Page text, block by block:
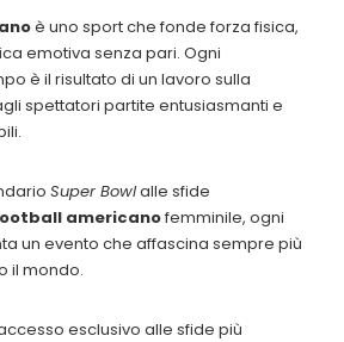
è uno sport che fonde forza fisica,
emotiva senza pari. Ogni
è il risultato di un lavoro sulla
spettatori partite entusiasmanti e
Super Bowlalle sfide
americanofemminile, ogni
un evento che affascina sempre più
il mondo.
esclusivo alle sfide più